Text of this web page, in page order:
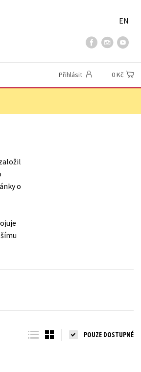
EN
Přihlásit 0 Kč
o
POUZE DOSTUPNÉ